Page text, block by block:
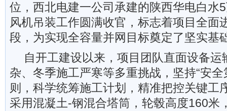
位，西北电建一公司承建的陕西华电白水
风机吊装工作圆满收官，标志着项目全面
段，为实现全容量并网目标奠定了坚实基
自开工建设以来，项目团队直面设备
杂、冬季施工严寒等多重挑战，坚持“安
则，科学统筹施工计划，精准把控关键工
采用混凝土-钢混合塔筒，轮毂高度160米